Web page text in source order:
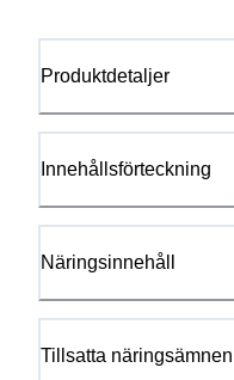
Produktdetaljer
Innehållsförteckning
Näringsinnehåll
Tillsatta näringsämnen